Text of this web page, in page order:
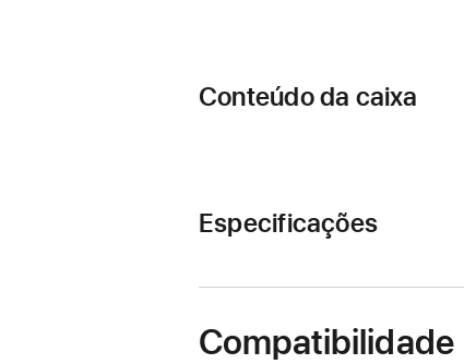
Conteúdo da caixa
Especificações
Compatibilidade